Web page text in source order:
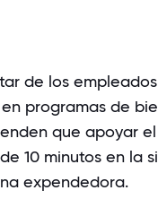
de los
programas de
que apoyar
10 minutos en la
expendedora.